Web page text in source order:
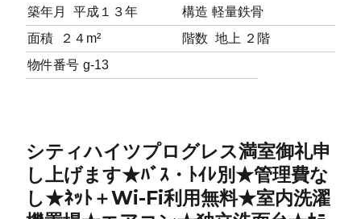
築年月 平成１３年 構造 軽量鉄骨
面積
２４m² 階数 地上 ２階
物件番号 g-13
シティハイツプログレス満室御礼申
し上げます★ﾊﾞｽ・ﾄｲﾚ別★管理費な
し★ﾈｯﾄ＋Wi-Fi利用無料★室内洗濯